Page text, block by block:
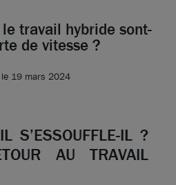
travail hybride sont-
de vitesse ?
le 19 mars 2024
S’ESSOUFFLE-IL ?
AU TRAVAIL